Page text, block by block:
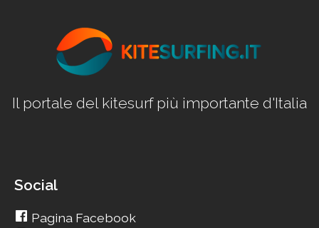
Il portale del kitesurf più importante d'Italia
Social
Pagina Facebook